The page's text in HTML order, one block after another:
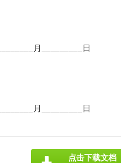
月_________日
月_________日
点击下载文档